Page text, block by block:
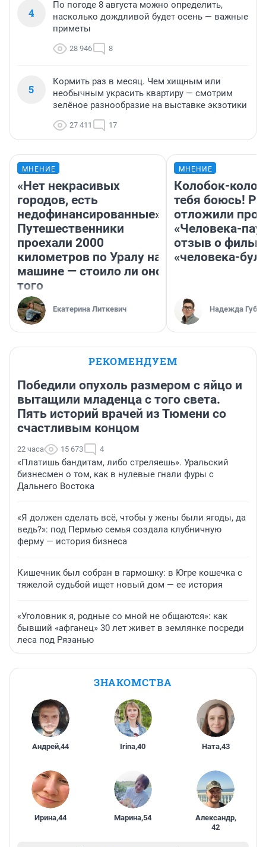
4
По погоде 8 августа можно определить,
насколько дождливой будет осень — важные
приметы
28 946 8
5
Кормить раз в месяц. Чем хищным или
необычным украсить квартиру — смотрим
зелёное разнообразие на выставке экзотики
27 411 17
МНЕНИЕ
«Нет некрасивых
городов, есть
недофинансированные».
Путешественники
проехали 2000
километров по Уралу на
машине — стоило ли оно
того
Екатерина Литкевич
МНЕНИЕ
Колобок-
тебя боюсь!
отложили
«Человека-
отзыв о
«человека-
Надежда
РЕКОМЕНДУЕМ
Победили опухоль размером с яйцо и
вытащили младенца с того света.
Пять историй врачей из Тюмени со
счастливым концом
22 часа 15 673 4
«Платишь бандитам, либо стреляешь». Уральский
бизнесмен о том, как в нулевые гнали фуры с
Дальнего Востока
«Я должен сделать всё, чтобы у жены были ягоды, да
ведь?»: под Пермью семья создала клубничную
ферму — история бизнеса
Кишечник был собран в гармошку: в Югре кошечка с
тяжелой судьбой ищет новый дом — ее история
«Уголовник я, родные со мной не общаются»: как
бывший «афганец» 30 лет живет в землянке посреди
леса под Рязанью
ЗНАКОМСТВА
Андрей,44 Irina,40 Ната,43
Ирина,44 Марина,54 Александр,
42